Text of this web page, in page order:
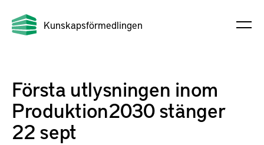
Kunskapsförmedlingen
Första utlysningen inom
Produktion2030 stänger
22 sept